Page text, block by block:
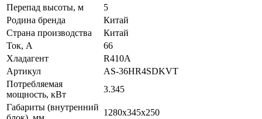
Перепад высоты, м
5
Родина бренда
Китай
Страна производства
Китай
Ток, А
66
Хладагент
R410A
Артикул
AS-36HR4SDKVT
Потребляемая
мощность, кВт
3.345
Габариты (внутренний
1280x345x250